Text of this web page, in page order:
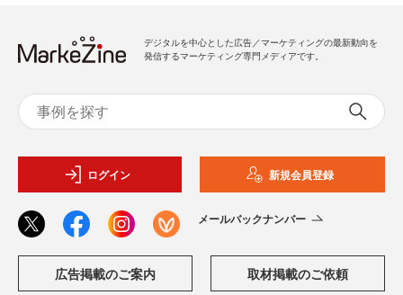
デジタルを中心とした広告／マーケティングの最新動向を
発信するマーケティング専門メディアです。
ログイン 新規会員登録
メールバックナンバー
広告掲載のご案内 取材掲載のご依頼